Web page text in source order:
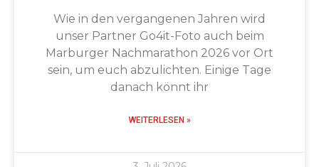
Wie in den vergangenen Jahren wird
unser Partner Go4it-Foto auch beim
Marburger Nachmarathon 2026 vor Ort
sein, um euch abzulichten. Einige Tage
danach könnt ihr
WEITERLESEN »